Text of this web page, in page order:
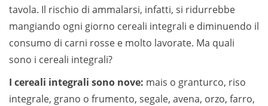
tavola. Il rischio di ammalarsi, infatti, si ridurrebbe
mangiando ogni giorno cereali integrali e diminuendo il
consumo di carni rosse e molto lavorate. Ma quali
sono i cereali integrali?
I cereali integrali sono nove: mais o granturco, riso
integrale, grano o frumento, segale, avena, orzo, farro,